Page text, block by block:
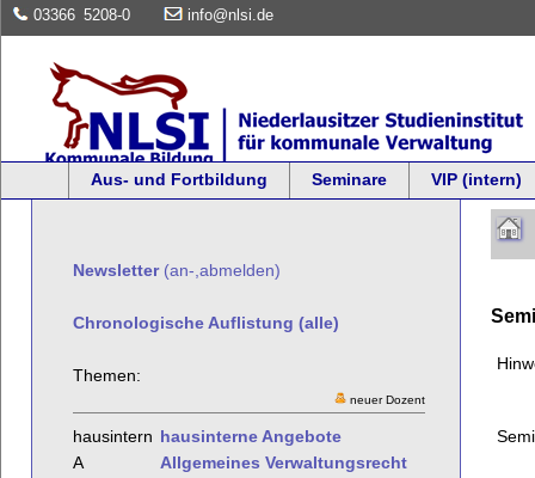
03366 5208-0 info@nlsi.de
Aus- und Fortbildung Seminare VIP (intern)
Newsletter(an-,abmelden)
Chronologische Auflistung (alle)
Themen:
neuer Dozent
hausintern hausinterne Angebote
A
Allgemeines Verwaltungsrecht